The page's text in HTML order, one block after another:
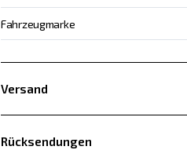
Fahrzeugmarke
Versand
Rücksendungen